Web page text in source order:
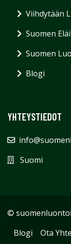
Viihdytään
Suomen
Suomen
Blogi
YHTEYSTIEDOT
Suomi
©
Blogi
Ota